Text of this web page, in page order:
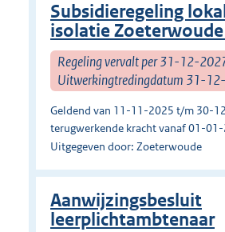
Subsidieregeling
isolatie
Regeling vervalt per 31-12-
Uitwerkingtredingdatum 31-
Geldend van 11-11-2025 t/m 30-
terugwerkende kracht vanaf 01-
Uitgegeven door: Zoeterwoude
Aanwijzingsbesluit
leerplichtambtenaar